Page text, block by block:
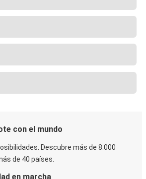
con el mundo
Descubre más de 8.000
de 40 países.
en marcha